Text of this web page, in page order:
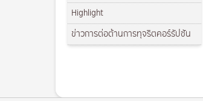
Highlight
ข่าวการต่อต้านการทุจริตคอร์รัปชัน